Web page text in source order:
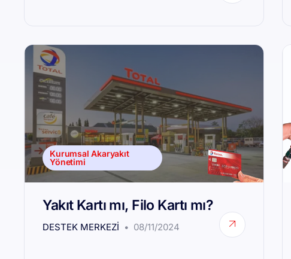
Kurumsal Akaryakıt
Yönetimi
Yakıt Kartı mı, Filo Kartı mı?
DESTEK MERKEZI 08/11/2024